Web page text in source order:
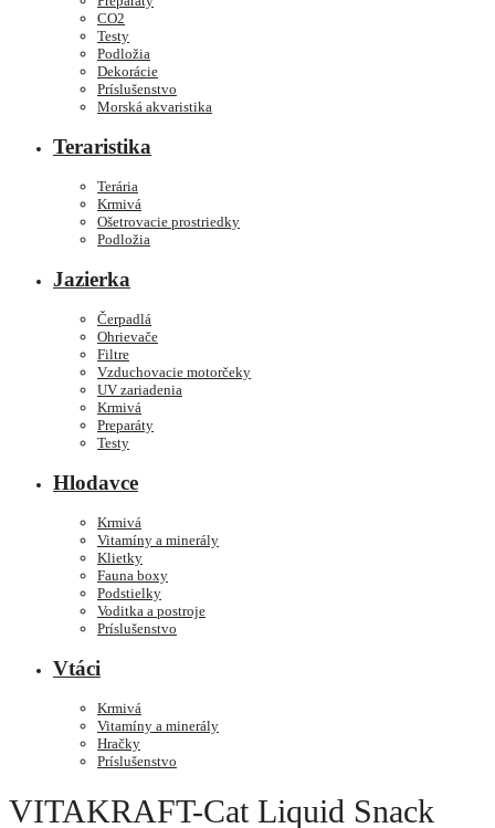
CO2
Testy
Podložia
Dekorácie
Príslušenstvo
Morská akvaristika
Teraristika
Terária
Krmivá
Ošetrovacie prostriedky
Podložia
Jazierka
Čerpadlá
Ohrievače
Filtre
Vzduchovacie motorčeky
UV zariadenia
Krmivá
Preparáty
Testy
Hlodavce
Krmivá
Vitamíny a minerály
Klietky
Fauna boxy
Podstielky
Voditka a postroje
Príslušenstvo
Vtáci
Krmivá
Vitamíny a minerály
Hračky
Príslušenstvo
VITAKRAFT-Cat Liquid Snack